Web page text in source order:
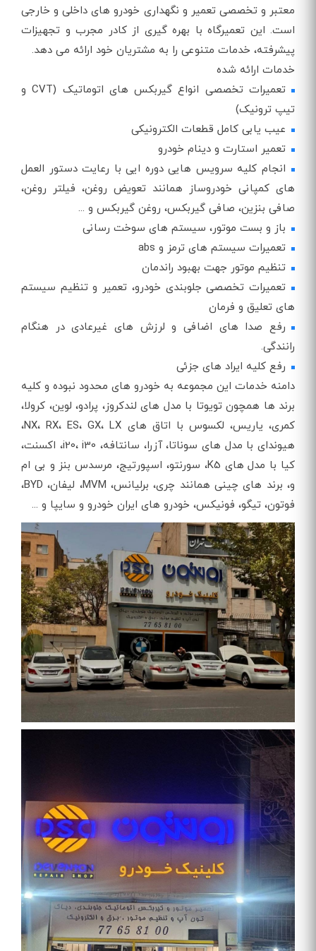
معتبر و تخصصی تعمیر و نگهداری خودرو های داخلی و خارجی
است. این تعمیرگاه با بهره‌ گیری از کادر مجرب و تجهیزات
پیشرفته، خدمات متنوعی را به مشتریان خود ارائه می‌ دهد.
خدمات ارائه شده
تعمیرات تخصصی انواع گیربکس های اتوماتیک (CVT و
تیپ ترونیک)
عیب یابی کامل قطعات الکترونیکی
تعمیر استارت و دینام خودرو
انجام کلیه سرویس هایی دوره ایی با رعایت دستور العمل
های کمپانی خودروساز همانند تعویض روغن، فیلتر روغن،
صافی بنزین، صافی گیربکس، روغن گیربکس و ...
باز و بست موتور، سیستم‌ های سوخت‌ رسانی
تعمیرات سیستم های ترمز و abs
تنظیم موتور جهت بهبود راندمان
تعمیرات تخصصی جلوبندی خودرو، تعمیر و تنظیم سیستم‌
های تعلیق و فرمان
رفع صدا های اضافی و لرزش‌ های غیرعادی در هنگام
رانندگی.
رفع کلیه ایراد های جزئی
دامنه خدمات این مجموعه به خودرو های محدود نبوده و کلیه
برند ها همچون تویوتا با مدل های لندکروز، پرادو، لوین، کرولا،
کمری، یاریس، لکسوس با اتاق های NX، RX، ES، GX، LX،
هیوندای با مدل های سوناتا، آزرا، سانتافه، i20، i30، اکسنت،
کیا با مدل های K5، سورنتو، اسپورتیج، مرسدس بنز و بی ام
و، برند های چینی همانند چری، برلیانس، MVM، لیفان، BYD،
فوتون، تیگو، فونیکس، خودرو های ایران خودرو و سایپا و ...